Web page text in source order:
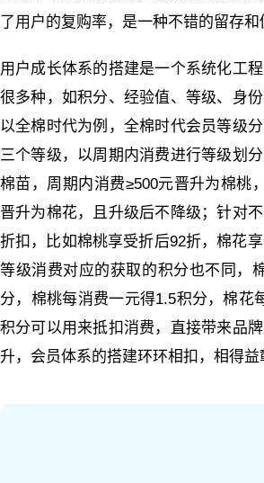
了用户的复购率，是一种不错的留存和
用户成长体系的搭建是一个系统化工
很多种，如积分、经验值、等级、身份
以全棉时代为例，全棉时代会员等级
三个等级，以周期内消费进行等级划
棉苗，周期内消费≥500元晋升为棉桃
晋升为棉花，且升级后不降级；针对
折扣，比如棉桃享受折后92折，棉花
等级消费对应的获取的积分也不同，
分，棉桃每消费一元得1.5积分，棉花
积分可以用来抵扣消费，直接带来品
升，会员体系的搭建环环相扣，相得益